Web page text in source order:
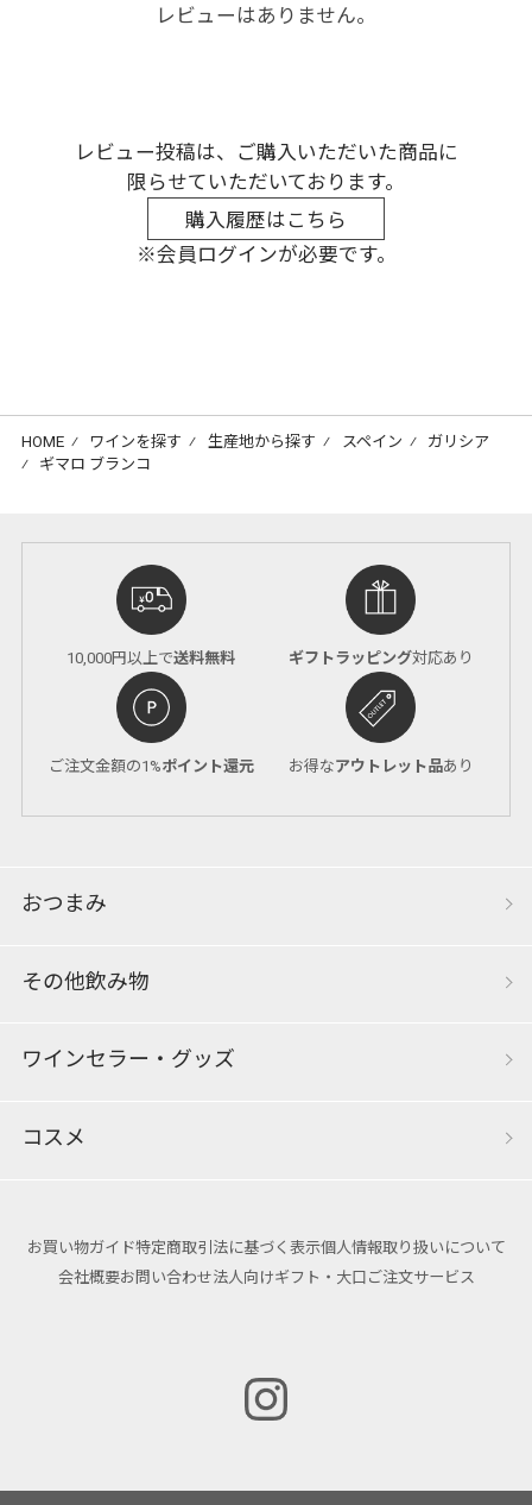
レビューはありません。
レビュー投稿は、ご購入いただいた商品に
限らせていただいております。
購入履歴はこちら
※会員ログインが必要です。
HOME ⁄ ワインを探す ⁄ 生産地から探す ⁄ スペイン ⁄ ガリシア
⁄ ギマロ ブランコ
10,000円以上で送料無料 ギフトラッピング対応あり
ご注文金額の1%ポイント還元 お得なアウトレット品あり
おつまみ
その他飲み物
ワインセラー・グッズ
コスメ
お買い物ガイド特定商取引法に基づく表示個人情報取り扱いについて
会社概要お問い合わせ法人向けギフト・大口ご注文サービス